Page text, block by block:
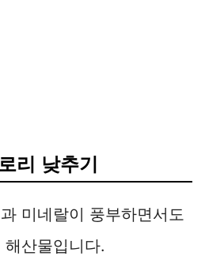
리 낮추기
미네랄이 풍부하면서도
산물입니다.